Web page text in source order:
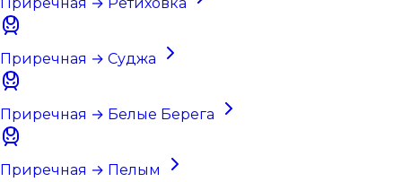
Приречная → Суджа
Приречная → Белые Берега
Приречная → Пелым